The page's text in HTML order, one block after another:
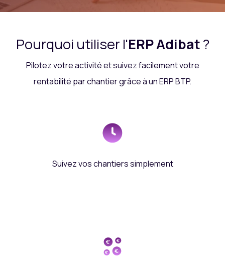
Pourquoi utiliser l'ERP Adibat?
Pilotez votre activité et suivez facilement votre
rentabilité par chantier grâce à un ERP BTP.
Suivez vos chantiers simplement